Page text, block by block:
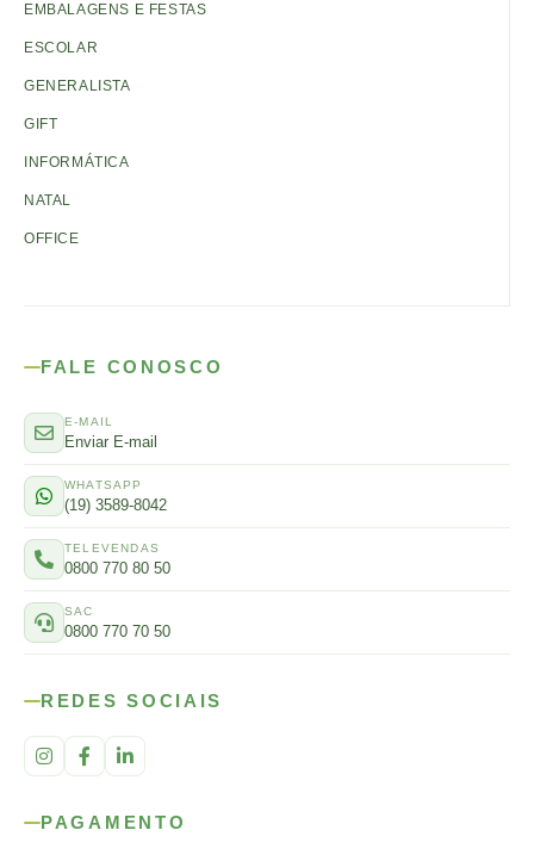
EMBALAGENS E FESTAS
ESCOLAR
GENERALISTA
GIFT
INFORMÁTICA
NATAL
OFFICE
FALE CONOSCO
E-MAIL
Enviar E-mail
WHATSAPP
(19) 3589-8042
TELEVENDAS
0800 770 80 50
SAC
0800 770 70 50
REDES SOCIAIS
PAGAMENTO